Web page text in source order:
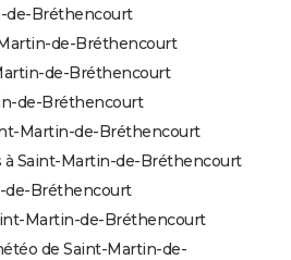
de-Bréthencourt
de-Bréthencourt
de-Bréthencourt
de-Bréthencourt
Martin-de-Bréthencourt
Saint-Martin-de-Bréthencourt
de-Bréthencourt
Martin-de-Bréthencourt
de Saint-Martin-de-